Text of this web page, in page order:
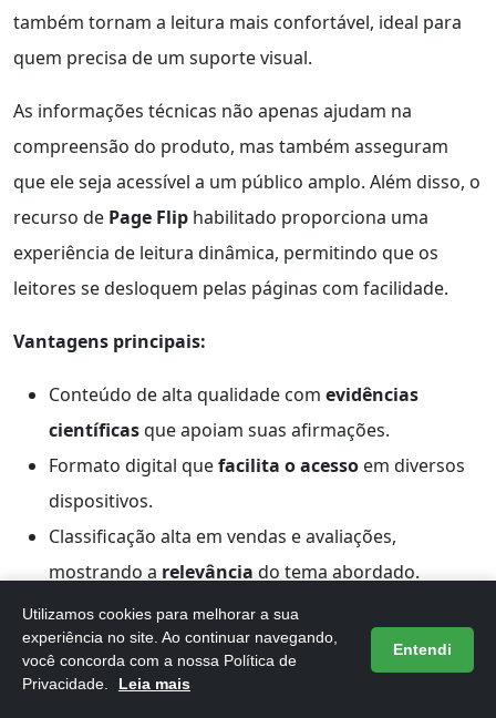
também tornam a leitura mais confortável, ideal para
quem precisa de um suporte visual.
As informações técnicas não apenas ajudam na
compreensão do produto, mas também asseguram
que ele seja acessível a um público amplo. Além disso, o
recurso de Page Flip habilitado proporciona uma
experiência de leitura dinâmica, permitindo que os
leitores se desloquem pelas páginas com facilidade.
Vantagens principais:
Conteúdo de alta qualidade com evidências
científicasque apoiam suas afirmações.
Formato digital quefacilita o acesso em diversos
dispositivos.
Classificação alta em vendas e avaliações,
mostrando a relevância do tema abordado.
Utilizamos cookies para melhorar a sua
experiência no site. Ao continuar navegando,
você concorda com a nossa Política de
Privacidade.
Leia mais
Entendi